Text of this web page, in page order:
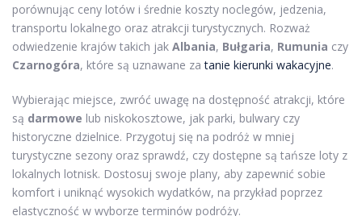
porównując ceny lotów i średnie koszty noclegów, jedzenia,
transportu lokalnego oraz atrakcji turystycznych. Rozważ
odwiedzenie krajów takich jak Albania, Bułgaria, Rumunia czy
Czarnogóra, które są uznawane zatanie kierunki wakacyjne.
Wybierając miejsce, zwróć uwagę na dostępność atrakcji, które
są darmowe lub niskokosztowe, jak parki, bulwary czy
historyczne dzielnice. Przygotuj się na podróż w mniej
turystyczne sezony oraz sprawdź, czy dostępne są tańsze loty z
lokalnych lotnisk. Dostosuj swoje plany, aby zapewnić sobie
komfort i uniknąć wysokich wydatków, na przykład poprzez
elastyczność w wyborze terminów podróży.